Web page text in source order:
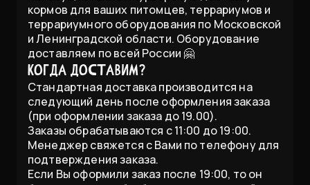
кормов для ваших питомцев, террариумов и
террариумного оборудования по Московской
и Ленинградской области. Оборудование
доставляем по всей России 🤗
Когда доставим?
Стандартная доставка производится на
следующий день после оформления заказа
(при оформлении заказа до 19.00).
Заказы обрабатываются с 11:00 до 19:00.
Менеджер свяжется с Вами по телефону для
подтверждения заказа.
Если Вы оформили заказ после 19:00, то он